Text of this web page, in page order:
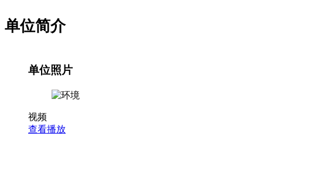
单位简介
单位照片
视频
查看播放